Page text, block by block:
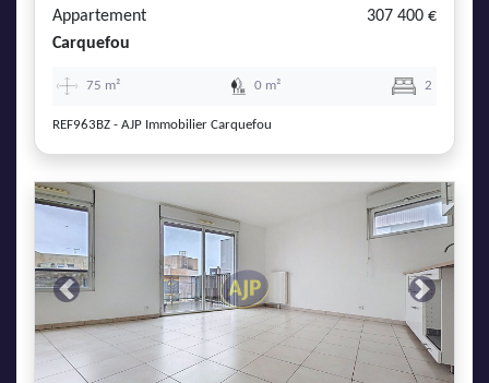
Appartement
307 400 €
Carquefou
75 m² 0 m² 2
REF963BZ - AJP Immobilier Carquefou
Previous Next